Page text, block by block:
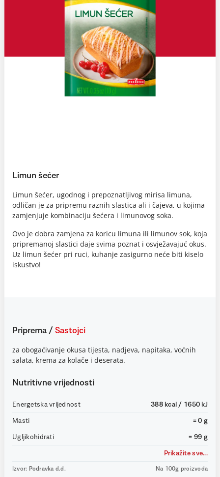
Limun šećer
Limun šećer, ugodnog i prepoznatljivog mirisa limuna,
odličan je za pripremu raznih slastica ali i čajeva, u kojima
zamjenjuje kombinaciju šećera i limunovog soka.
Ovo je dobra zamjena za koricu limuna ili limunov sok, koja
pripremanoj slastici daje svima poznat i osvježavajuć okus.
Uz limun šećer pri ruci, kuhanje zasigurno neće biti kiselo
iskustvo!
Priprema / Sastojci
za obogaćivanje okusa tijesta, nadjeva, napitaka, voćnih
salata, krema za kolače i deserata.
Nutritivne vrijednosti
Energetska vrijednost 388 kcal / 1650 kJ
Masti = 0 g
Ugljikohidrati = 99 g
Prikažite sve...
Izvor: Podravka d.d. Na 100g proizvoda